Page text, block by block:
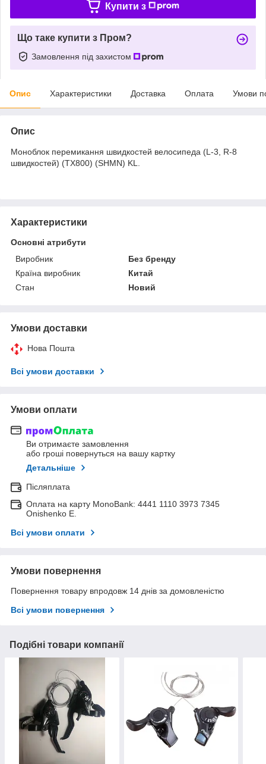
Купити з
Що таке купити з Пром?
Замовлення під захистом
Опис Характеристики Доставка Оплата Умови
Опис
Моноблок перемикання швидкостей велосипеда (L-3, R-8
швидкостей) (TX800) (SHMN) KL.
Характеристики
Основні атрибути
Виробник
Без бренду
Країна виробник
Китай
Стан
Новий
Умови доставки
Нова Пошта
Всі умови доставки
Умови оплати
Ви отримаєте замовлення
або гроші повернуться на вашу картку
Детальніше
Післяплата
Оплата на карту MonoBank: 4441 1110 3973 7345
Onishenko E.
Всі умови оплати
Умови повернення
Повернення товару впродовж 14 днів за домовленістю
Всі умови повернення
Подібні товари компанії